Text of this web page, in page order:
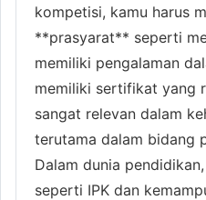
kompetisi, kamu harus
**prasyarat** seperti
memiliki pengalaman
memiliki sertifikat yang
sangat relevan dalam
terutama dalam bidang
Dalam dunia
seperti IPK dan